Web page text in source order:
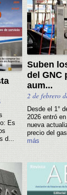
Es
d...
Suben
del GNC
aum...
2 de febrero
Desde el 1°
2026 entró
nueva
precio del
más